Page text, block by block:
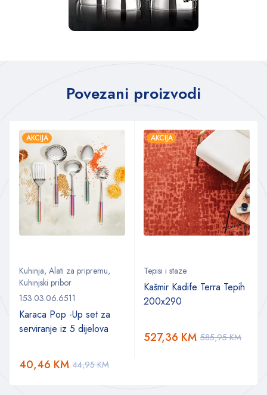
Povezani proizvodi
AKCIJA
Kuhinja, Alati za pripremu,
Kuhinjski pribor
153.03.06.6511
Karaca Pop -Up set za
serviranje iz 5 dijelova
44,95KM
40,46 KM
AKCIJA
Tepisi i staze
Kašmir Kadife Terra Tepih
200x290
585,95KM
527,36 KM